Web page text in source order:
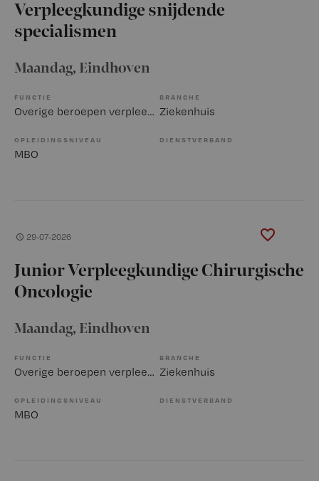
Verpleegkundige snijdende
specialismen
Maandag, Eindhoven
FUNCTIE
Overige beroepen verpleegkunde
BRANCHE
Ziekenhuis
OPLEIDINGSNIVEAU
MBO
DIENSTVERBAND
29-07-2026
Junior Verpleegkundige Chirurgische
Oncologie
Maandag, Eindhoven
FUNCTIE
Overige beroepen verpleegkunde
BRANCHE
Ziekenhuis
OPLEIDINGSNIVEAU
MBO
DIENSTVERBAND